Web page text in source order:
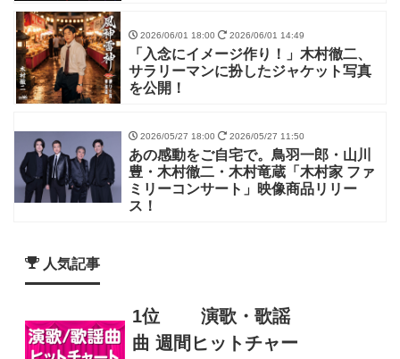
2026/06/01 18:00 2026/06/01 14:49
「入念にイメージ作り！」木村徹二、
サラリーマンに扮したジャケット写真
を公開！
2026/05/27 18:00 2026/05/27 11:50
あの感動をご自宅で。鳥羽一郎・山川
豊・木村徹二・木村竜蔵「木村家 ファ
ミリーコンサート」映像商品リリー
ス！
人気記事
1位
演歌・歌謡
曲 週間ヒットチャー